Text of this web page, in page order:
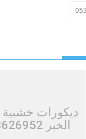
ديكورات خشبية
الخبر 0533626952